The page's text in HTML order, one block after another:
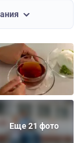
143800
руб.
Еще 21 фото